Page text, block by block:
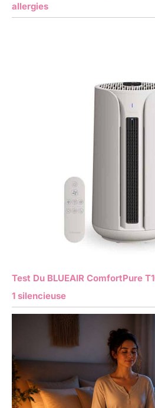
allergies
Test Du BLUEAIR ComfortPure
1 silencieuse